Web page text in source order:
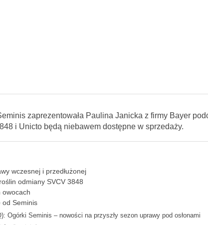
zaprezentowała Paulina Janicka z firmy Bayer
i Unicto będą niebawem dostępne w sprzedaży.
wczesnej i przedłużonej
odmiany SVCV 3848
owocach
od Seminis
Ogórki Seminis – nowości na przyszły sezon uprawy pod osłonami